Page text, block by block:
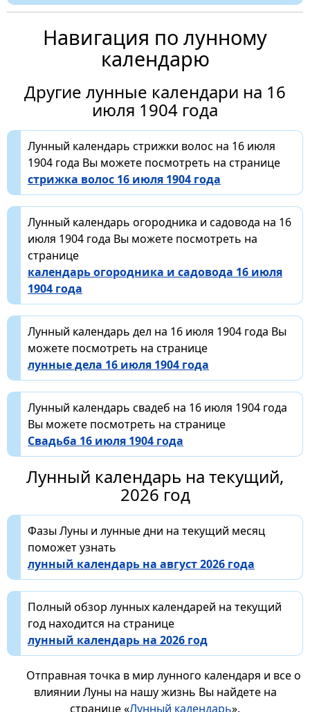
Навигация по лунному
календарю
Другие лунные календари на 16
июля 1904 года
Лунный календарь стрижки волос на 16 июля
1904 года Вы можете посмотреть на странице
стрижка волос 16 июля 1904 года
Лунный календарь огородника и садовода на 16
июля 1904 года Вы можете посмотреть на
странице
календарь огородника и садовода 16 июля
1904 года
Лунный календарь дел на 16 июля 1904 года Вы
можете посмотреть на странице
лунные дела 16 июля 1904 года
Лунный календарь свадеб на 16 июля 1904 года
Вы можете посмотреть на странице
Свадьба 16 июля 1904 года
Лунный календарь на текущий,
2026 год
Фазы Луны и лунные дни на текущий месяц
поможет узнать
лунный календарь на август 2026 года
Полный обзор лунных календарей на текущий
год находится на странице
лунный календарь на 2026 год
Отправная точка в мир лунного календаря и все о
влиянии Луны на нашу жизнь Вы найдете на
странице «Лунный календарь».